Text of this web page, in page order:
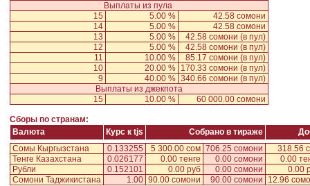
Выплаты из пула
15
5.00 %
42.58 сомони
14
5.00 %
42.58 сомони
13
5.00 % 42.58 сомони (в пул)
12
5.00 % 42.58 сомони (в пул)
11
10.00 % 85.17 сомони (в пул)
10
20.00 % 170.33 сомони (в пул)
9
40.00 % 340.66 сомони (в пул)
Выплаты из джекпота
15
10.00 % 60 000.00 сомони
Сборы по странам:
Валюта
Курс к tjs Собрано в тираже
Сомы Кыргызстана
0.133255 5 300.00 сом 706.25 сомони
318.56
Тенге Казахстана
0.026177 0.00 тенге 0.00 сомони
0.00
Рубли
0.152101 0.00 руб 0.00 сомони
0.00
Сомони Таджикистана
1.00 90.00 сомони 90.00 сомони 12.96